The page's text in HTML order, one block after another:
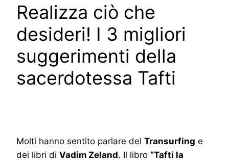
Realizza ciò che
desideri! I 3 migliori
suggerimenti della
sacerdotessa Tafti
Molti hanno sentito parlare del Transurfing e
dei libri di Vadim Zeland. Il libro “Tafti la